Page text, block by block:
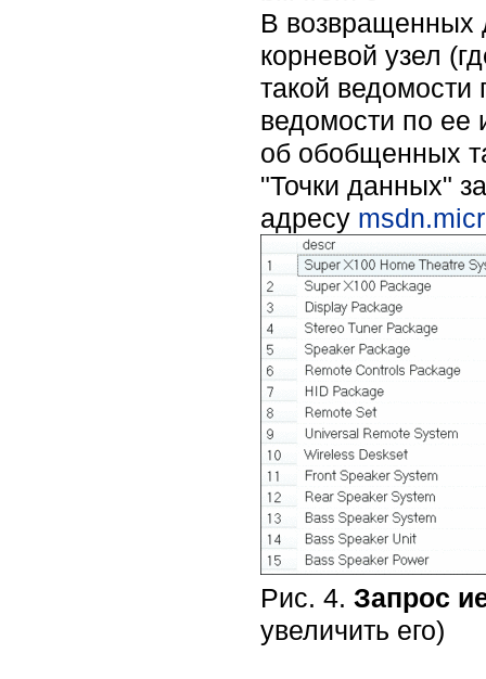
В возвращенных
корневой узел
такой ведомости
ведомости по ее
об обобщенных
"Точки данных"
адресу
Рис. 4. Запрос
увеличить его)